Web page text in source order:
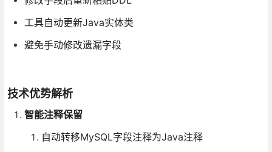
工具自动更新Java实体类
避免手动修改遗漏字段
技术优势解析
智能注释保留
自动转移MySQL字段注释为Java注释